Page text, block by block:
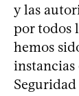
y las
por todos
hemos